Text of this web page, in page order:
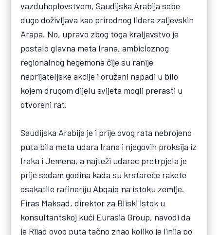
vazduhoplovstvom, Saudijska Arabija sebe
dugo doživljava kao prirodnog lidera zaljevskih
Arapa. No, upravo zbog toga kraljevstvo je
postalo glavna meta Irana, ambicioznog
regionalnog hegemona čije su ranije
neprijateljske akcije i oružani napadi u bilo
kojem drugom dijelu svijeta mogli prerasti u
otvoreni rat.
Saudijska Arabija je i prije ovog rata nebrojeno
puta bila meta udara Irana i njegovih proksija iz
Iraka i Jemena, a najteži udarac pretrpjela je
prije sedam godina kada su krstareće rakete
osakatile rafineriju Abqaiq na istoku zemlje.
Firas Maksad, direktor za Bliski istok u
konsultantskoj kući Eurasia Group, navodi da
je Rijad ovog puta tačno znao koliko je linija po